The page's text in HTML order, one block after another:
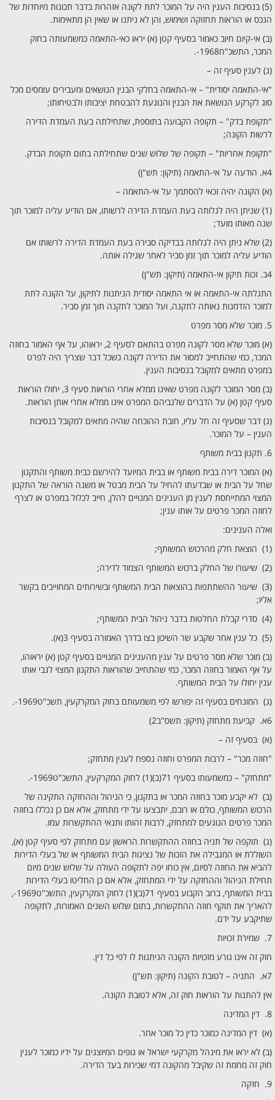
(5) בנסיבות הענין היה על המוכר לתת לקונה אזהרות בדבר תכונות מיוחדות של
הנכס או הוראות תחזוקה ושימוש, והן לא ניתנו או שאין הן מתאימות.
(ב) אי-קיום חיוב כאמור בסעיף קטן (א) יראו כאי-התאמה כמשמעותה בחוק
המכר, התשכ"ח1968-.
(ג) לענין סעיף זה –
"אי-התאמה יסודית" – אי-התאמה בחלקי הבנין הנושאים ומעבירים עומסים מכל
סוג לקרקע הנושאת את הבנין והנוגעת להבטחת יציבותו ולבטיחותו;
"תקופת בדק" – תקופה הקבועה בתוספת, שתחילתה בעת העמדת הדירה
לרשות הקונה;
"תקופת אחריות" – תקופה של שלוש שנים שתחילתה בתום תקופת הבדק.
4א. הודעה על אי-התאמה (תיקון: תש"ן)
(א) הקונה יהיה זכאי להסתמך על אי-התאמה –
(1) שניתן היה לגלותה בעת העמדת הדירה לרשותו, אם הודיע עליה למוכר תוך
שנה מאותו מועד;
(2) שלא ניתן היה לגלותה בבדיקה סבירה בעת העמדת הדירה לרשותו אם
הודיע עליה למוכר תוך זמן סביר לאחר שגילה אותה.
4ב. זכות תיקון אי-התאמה (תיקון: תש"ן)
התגלתה אי-התאמה או אי התאמה יסודית הניתנות לתיקון, על הקונה לתת
למוכר הזדמנות נאותה לתקנה, ועל המוכר לתקנה תוך זמן סביר.
5. מוכר שלא מסר מפרט
(א) מוכר שלא מסר לקונה מפרט בהתאם לסעיף 2, יראוהו, על אף האמור בחוזה
המכר, כמי שהתחייב למסור את הדירה לקונה כשכל דבר שצריך היה לפרט
במפרט מתאים למקובל בנסיבות הענין.
(ב) מסר המוכר לקונה מפרט שאינו ממלא אחרי הוראות סעיף 3, יחולו הוראות
סעיף קטן (א) על הדברים שלגביהם המפרט אינו ממלא אחרי אותן הוראות.
(ג) דבר שסעיף זה חל עליו, חובת ההוכחה שהיה מתאים למקובל בנסיבות
הענין – על המוכר.
6. תקנון בבית משותף
(א) המוכר דירה בבית משותף או בבית המיועד להירשם כבית משותף והתקנון
שחל על הבית או שבדעתו להחיל על הבית מבטל או משנה הוראה של התקנון
המצוי המתייחסת לענין מן הענינים המנויים להלן, חייב לכלול במפרט או לצרף
לחוזה המכר פרטים על אותו ענין;
ואלה הענינים:
(1) הוצאת חלק מהרכוש המשותף;
(2) שיעורו של החלק ברכוש המשותף הצמוד לדירה;
(3) שיעור ההשתתפות בהוצאות הבית המשותף ובשירותים המחוייבים בקשר
אליו;
(4) סדרי קבלת החלטות בדבר ניהול הבית המשותף;
(5) כל ענין אחר שקבע שר השיכון בצו בדרך האמורה בסעיף 3(א).
(ב) מוכר שלא מסר פרטים על ענין מהענינים המנויים בסעיף קטן (א) יראוהו,
על אף האמור בחוזה המכר, כמי שהתחייב שהוראות התקנון המצוי לגבי אותו
ענין יחולו על הבית המשותף.
(ג) המונחים בסעיף זה יפורשו לפי משמעותם בחוק המקרקעין, תשכ"ט1969-.
6א. קביעת מתחזק (תיקון: תשס"ב2)
(א) בסעיף זה –
"חוזה מכר" – לרבות המפרט וחוזה נספח לענין מתחזק;
"מתחזק" – כמשמעותו בסעיף 71(ב)(1) לחוק המקרקעין, התשכ"ט1969-.
(ב) לא יקבע מוכר בחוזה המכר או בתקנון, כי הניהול וההחזקה התקינה של
הרכוש המשותף, כולם או רובם, יתבצעו על ידי מתחזק, אלא אם כן נכללו בחוזה
המכר פרטים הנוגעים למתחזק, לרבות זהותו ותנאי ההתקשרות עמו.
(ג) תוקפה של תניה בחוזה ההתקשרות הראשון עם מתחזק לפי סעיף קטן (א),
השוללת או המגבילה את הזכות של נציגות הבית המשותף או של בעלי הדירות
להביא את החוזה לסיום, אין כוחו יפה לתקופה העולה על שלוש שנים מיום
תחילת הניהול וההחזקה על ידי המתחזק, אלא אם כן החליטו בעלי הדירות
בבית המשותף, ברוב הקבוע בסעיף 71(ב)(1) לחוק המקרקעין, התשכ"ט1969-,
להאריך את תוקף חוזה ההתקשרות, בתום שלוש השנים האמורות, לתקופה
שתיקבע על ידם.
7. שמירת זכויות
חוק זה אינו גורע מזכויות הקונה הניתנות לו לפי כל דין.
7א. התניה – לטובת הקונה (תיקון: תש"ן)
אין להתנות על הוראות חוק זה, אלא לטובת הקונה.
8. דין המדינה
(א) דין המדינה כמוכר כדין כל מוכר אחר.
(ב) לא יראו את מינהל מקרקעי ישראל או גופים המיוצגים על ידיו כמוכר לענין
חוק זה מחמת זה שקיבל מהקונה דמי שכירות בעד הדירה.
9. חזקה